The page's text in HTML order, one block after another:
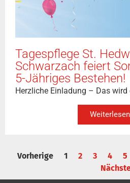
Tagespflege St.
Schwarzach feiert
5-Jähriges Bestehen!
Herzliche Einladung – Das wird
Vorherige 1 2 3 4 5